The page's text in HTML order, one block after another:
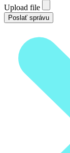
Upload file
Poslať správu